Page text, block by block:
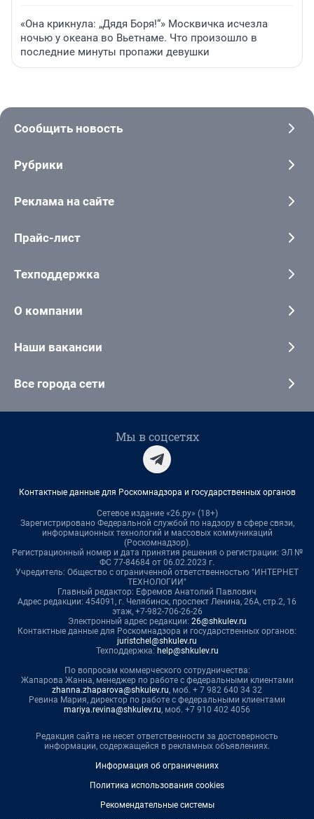
«Она крикнула: „Дядя Боря!“» Москвичка исчезла
ночью у океана во Вьетнаме. Что произошло в
последние минуты пропажи девушки
Сообщить новость
Рубрики
Реклама на сайте
Прайс-лист
Техподдержка
О компании
Наши вакансии
Все города сети
Мы в соцсетях
Контактные данные для Роскомнадзора и государственных органов
Сетевое издание «26.ру» (18+)
Зарегистрировано Федеральной службой по надзору в сфере связи,
информационных технологий и массовых коммуникаций
(Роскомнадзор).
Регистрационный номер и дата принятия решения о регистрации: ЭЛ №
ФС 77-84684 от 06.02.2023 г.
Учредитель: Общество с ограниченной ответственностью "ИНТЕРНЕТ
ТЕХНОЛОГИИ"
Главный редактор: Ефремов Анатолий Павлович
Адрес редакции: 454091, г. Челябинск, проспект Ленина, 26А, стр.2, 16
этаж, +7-982-706-26-26
Электронный адрес редакции: 26@shkulev.ru
Контактные данные для Роскомнадзора и государственных органов:
juristchel@shkulev.ru
Техподдержка: help@shkulev.ru
По вопросам коммерческого сотрудничества:
Жапарова Жанна, менеджер по работе с федеральными клиентами
zhanna.zhaparova@shkulev.ru, моб. + 7 982 640 34 32
Ревина Мария, директор по работе с федеральными клиентами
mariya.revina@shkulev.ru, моб. +7 910 402 4056
Редакция сайта не несет ответственности за достоверность
информации, содержащейся в рекламных объявлениях.
Информация об ограничениях
Политика использования cookies
Рекомендательные системы